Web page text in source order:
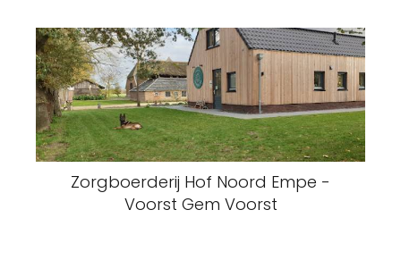
Zorgboerderij Hof Noord Empe -
Voorst Gem Voorst